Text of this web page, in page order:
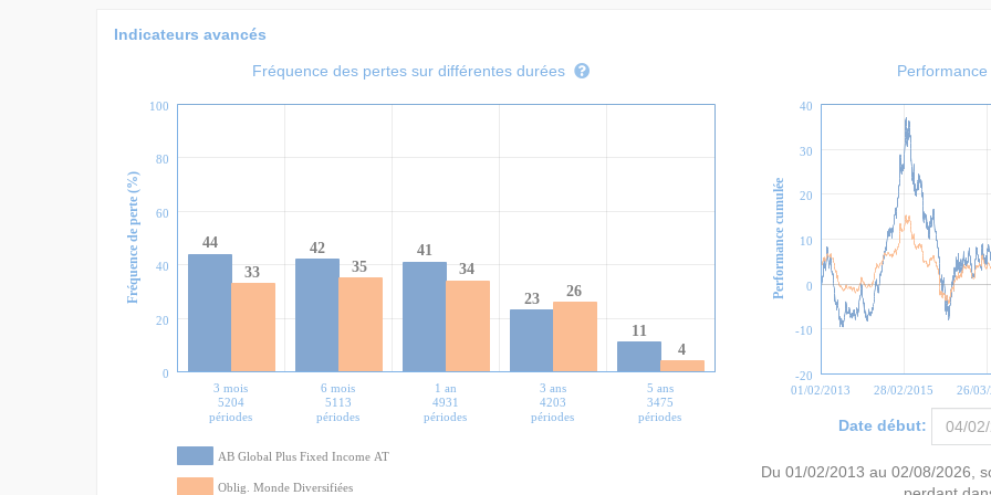
Indicateurs avancés
Fréquence des pertes sur différentes durées
44 42 41
23
11
33 35
34
26
4
3 mois
5204
périodes
6 mois
5113
périodes
1 an
4931
périodes
3 ans
4203
périodes
5 ans
3475
périodes
0
20
40
60
80
100
Fréquence de perte (%)
AB Global Plus Fixed Income AT
Oblig. Monde Diversifiées
01/02/2013 28/02/2015 26/
-20
-10
0
10
20
30
40
Performance cumulée
Date début:
Du 01/02/2013 au 02/08/2026 ,